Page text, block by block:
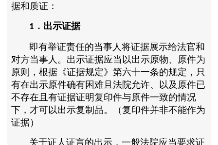
据和质证：
1 ．出示证据
即有举证责任的当事人将证据展示给法官和
对方当事人。出示证据应当以出示原物、原件为
原则，根据《证据规定》第六十一条的规定，只
有在出示原件确有困难且法院允许、以及原件已
不存在且有证据证明复印件与原件一致的情况
下，才可以出示复制品。（复印件并非不能作为
证据）
关于证人证言的出示，一般法院应当要求证